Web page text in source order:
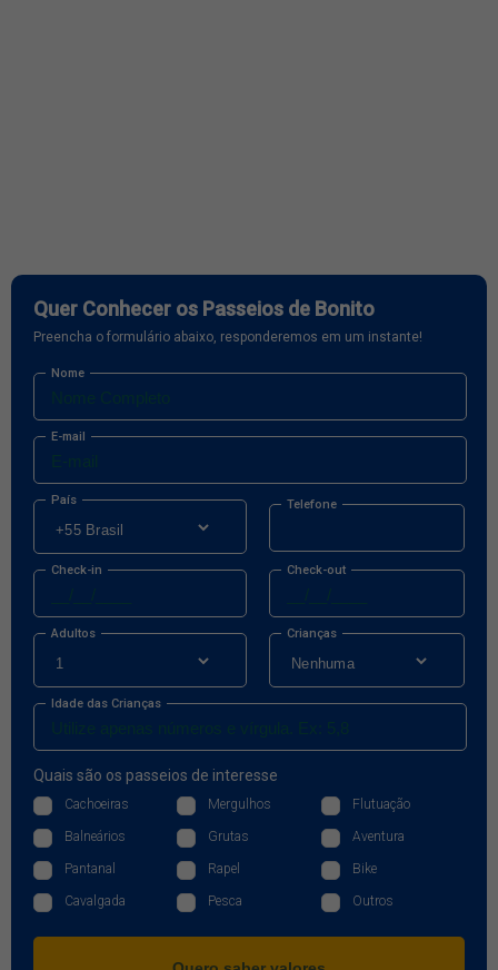
Quer Conhecer os Passeios de Bonito
Preencha o formulário abaixo, responderemos em um instante!
Nome
E-mail
País Telefone
Check-in Check-out
Adultos Crianças
Idade das Crianças
Quais são os passeios de interesse
Cachoeiras Mergulhos Flutuação
Balneários Grutas Aventura
Pantanal Rapel Bike
Cavalgada Pesca Outros